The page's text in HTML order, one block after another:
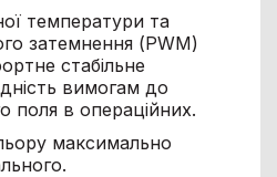
температури та
затемнення (PWM)
стабільне
вимогам до
поля в операційних.
максимально